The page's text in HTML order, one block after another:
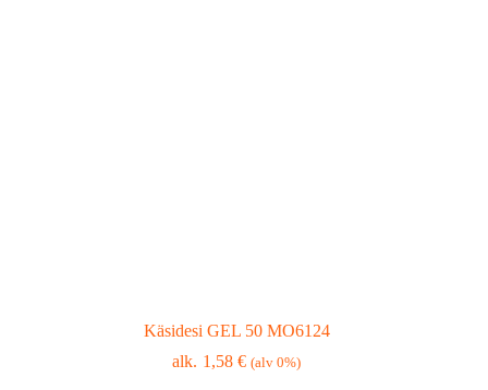
Käsidesi GEL 50 MO6124
1,58€ (alv 0%)